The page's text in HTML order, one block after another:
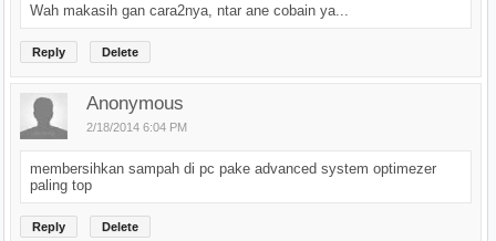
Wah makasih gan cara2nya, ntar ane cobain ya...
Reply Delete
Anonymous
2/18/2014 6:04 PM
membersihkan sampah di pc pake advanced system optimezer
paling top
Reply Delete